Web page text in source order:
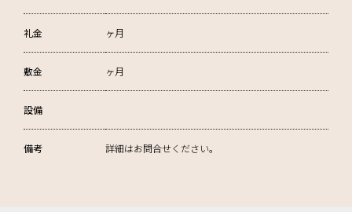
礼金 ヶ月
敷金 ヶ月
設備
備考 詳細はお問合せください。